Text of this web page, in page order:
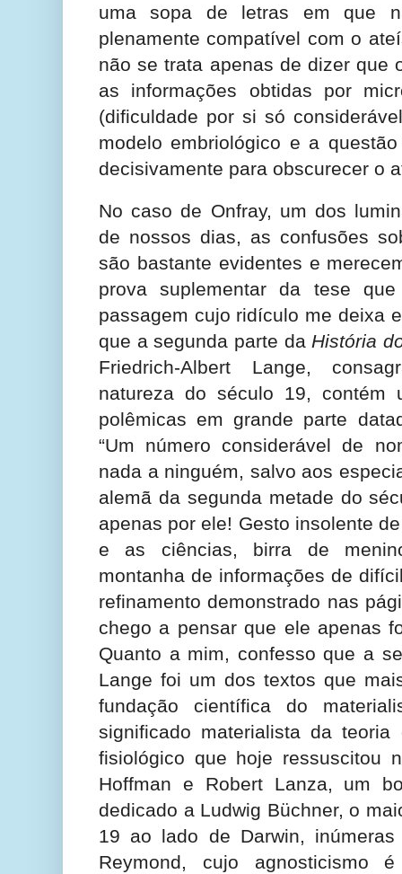
uma sopa de letras em que
plenamente compatível com o
não se trata apenas de dizer que
as informações obtidas por
(dificuldade por si só
modelo embriológico e a
decisivamente para obscurecer o
No caso de Onfray, um dos
de nossos dias, as confusões
são bastante evidentes e
prova suplementar da tese
passagem cujo ridículo me deixa
que a segunda parte da História
Friedrich-Albert Lange,
natureza do século 19, contém
polêmicas em grande parte
“Um número considerável de
nada a ninguém, salvo aos
alemã da segunda metade do
apenas por ele! Gesto insolente
e as ciências, birra de
montanha de informações de
refinamento demonstrado nas
chego a pensar que ele apenas
Quanto a mim, confesso que a
Lange foi um dos textos que
fundação científica do
significado materialista da
fisiológico que hoje ressuscitou
Hoffman e Robert Lanza, um
dedicado a Ludwig Büchner, o
19 ao lado de Darwin,
Reymond, cujo agnosticismo